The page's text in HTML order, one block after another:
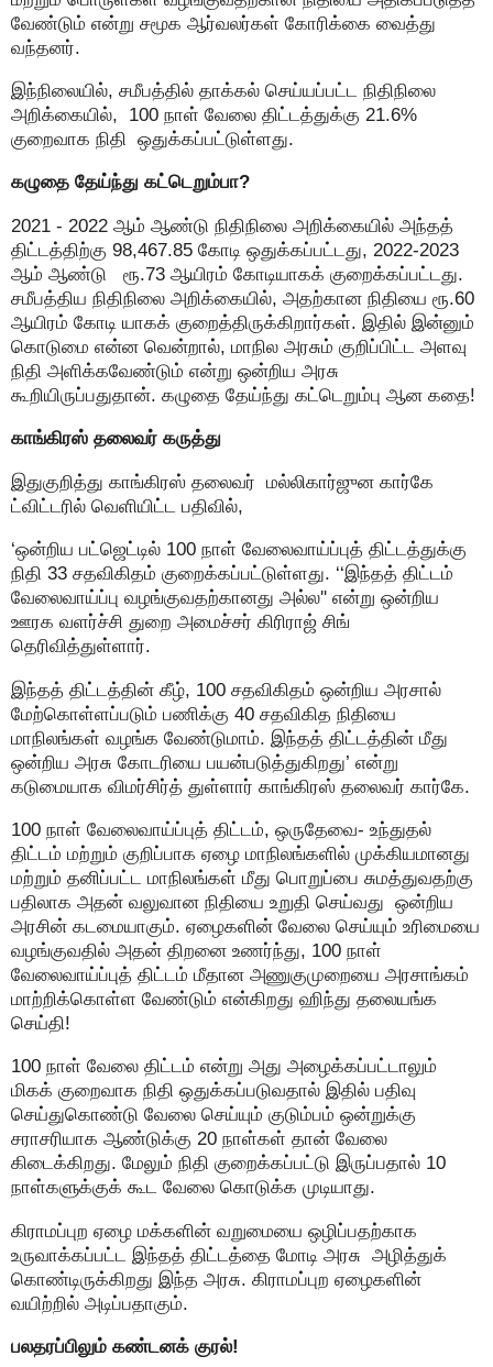
வேண்டும் என்று சமூக ஆர்வலர்கள் கோரிக்கை வைத்து
வந்தனர்.
இந்நிலையில், சமீபத்தில் தாக்கல் செய்யப்பட்ட நிதிநிலை
அறிக்கையில், 100 நாள் வேலை திட்டத்துக்கு 21.6%
குறைவாக நிதி ஒதுக்கப்பட்டுள்ளது.
கழுதை தேய்ந்து கட்டெறும்பா?
2021 - 2022 ஆம் ஆண்டு நிதிநிலை அறிக்கையில் அந்தத்
திட்டத்திற்கு 98,467.85 கோடி ஒதுக்கப்பட்டது, 2022-2023
ஆம் ஆண்டு ரூ.73 ஆயிரம் கோடியாகக் குறைக்கப்பட்டது.
சமீபத்திய நிதிநிலை அறிக்கையில், அதற்கான நிதியை ரூ.60
ஆயிரம் கோடி யாகக் குறைத்திருக்கிறார்கள். இதில் இன்னும்
கொடுமை என்ன வென்றால், மாநில அரசும் குறிப்பிட்ட அளவு
நிதி அளிக்கவேண்டும் என்று ஒன்றிய அரசு
கூறியிருப்பதுதான். கழுதை தேய்ந்து கட்டெறும்பு ஆன கதை!
காங்கிரஸ் தலைவர் கருத்து
இதுகுறித்து காங்கிரஸ் தலைவர் மல்லிகார்ஜுன கார்கே
ட்விட்டரில் வெளியிட்ட பதிவில்,
‘ஒன்றிய பட்ஜெட்டில் 100 நாள் வேலைவாய்ப்புத் திட்டத்துக்கு
நிதி 33 சதவிகிதம் குறைக்கப்பட்டுள்ளது. ‘‘இந்தத் திட்டம்
வேலைவாய்ப்பு வழங்குவதற்கானது அல்ல'' என்று ஒன்றிய
ஊரக வளர்ச்சி துறை அமைச்சர் கிரிராஜ் சிங்
தெரிவித்துள்ளார்.
இந்தத் திட்டத்தின் கீழ், 100 சதவிகிதம் ஒன்றிய அரசால்
மேற்கொள்ளப்படும் பணிக்கு 40 சதவிகித நிதியை
மாநிலங்கள் வழங்க வேண்டுமாம். இந்தத் திட்டத்தின் மீது
ஒன்றிய அரசு கோடரியை பயன்படுத்துகிறது’ என்று
கடுமையாக விமர்சிர்த் துள்ளார் காங்கிரஸ் தலைவர் கார்கே.
100 நாள் வேலைவாய்ப்புத் திட்டம், ஒருதேவை- உந்துதல்
திட்டம் மற்றும் குறிப்பாக ஏழை மாநிலங்களில் முக்கியமானது
மற்றும் தனிப்பட்ட மாநிலங்கள் மீது பொறுப்பை சுமத்துவதற்கு
பதிலாக அதன் வலுவான நிதியை உறுதி செய்வது ஒன்றிய
அரசின் கடமையாகும். ஏழைகளின் வேலை செய்யும் உரிமையை
வழங்குவதில் அதன் திறனை உணர்ந்து, 100 நாள்
வேலைவாய்ப்புத் திட்டம் மீதான அணுகுமுறையை அரசாங்கம்
மாற்றிக்கொள்ள வேண்டும் என்கிறது ஹிந்து தலையங்க
செய்தி!
100 நாள் வேலை திட்டம் என்று அது அழைக்கப்பட்டாலும்
மிகக் குறைவாக நிதி ஒதுக்கப்படுவதால் இதில் பதிவு
செய்துகொண்டு வேலை செய்யும் குடும்பம் ஒன்றுக்கு
சராசரியாக ஆண்டுக்கு 20 நாள்கள் தான் வேலை
கிடைக்கிறது. மேலும் நிதி குறைக்கப்பட்டு இருப்பதால் 10
நாள்களுக்குக் கூட வேலை கொடுக்க முடியாது.
கிராமப்புற ஏழை மக்களின் வறுமையை ஒழிப்பதற்காக
உருவாக்கப்பட்ட இந்தத் திட்டத்தை மோடி அரசு அழித்துக்
கொண்டிருக்கிறது இந்த அரசு. கிராமப்புற ஏழைகளின்
வயிற்றில் அடிப்பதாகும்.
பலதரப்பிலும் கண்டனக் குரல்!